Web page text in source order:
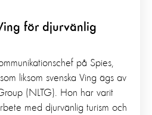
för djurvänlig
på Spies,
liksom svenska Ving ägs av
(NLTG). Hon har varit
med djurvänlig turism och